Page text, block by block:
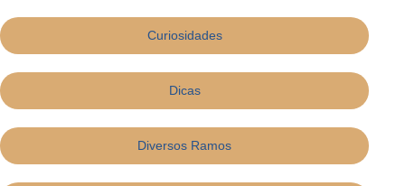
Curiosidades
Dicas
Diversos Ramos